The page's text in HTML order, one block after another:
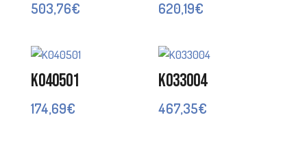
503,76€ 620,19€
K040501
174,69€
K033004
467,35€